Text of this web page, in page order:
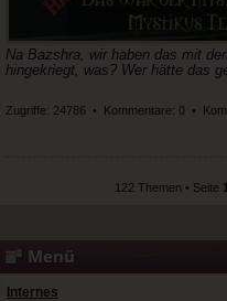
Na Bazshra, wir haben das mit
hingekriegt, was? Wer hätte das
Zugriffe: 24786 • Kommentare: 0 •
122 Themen • Seite
Menü
Internes